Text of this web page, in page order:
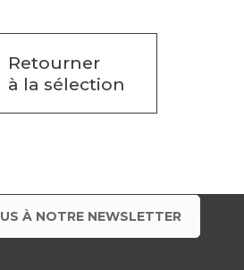
Retourner
à la sélection
À NOTRE NEWSLETTER